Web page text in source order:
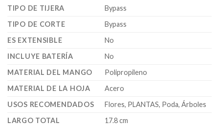
TIPO DE TIJERA
Bypass
TIPO DE CORTE
Bypass
ES EXTENSIBLE
No
INCLUYE BATERÍA
No
MATERIAL DEL MANGO
Polipropileno
MATERIAL DE LA HOJA
Acero
USOS RECOMENDADOS
Flores, PLANTAS, Poda, Árboles
LARGO TOTAL
17.8 cm